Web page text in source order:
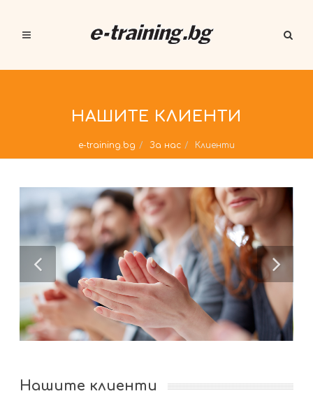
НАШИТЕ КЛИЕНТИ
e-training.bg За нас Клиенти
Нашите клиенти